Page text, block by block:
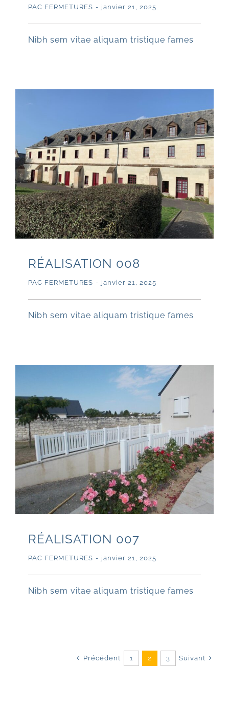
PAC FERMETURES - janvier 21, 2025
Nibh sem vitae aliquam tristique fames
RÉALISATION 008
PAC FERMETURES - janvier 21, 2025
Nibh sem vitae aliquam tristique fames
RÉALISATION 007
PAC FERMETURES - janvier 21, 2025
Nibh sem vitae aliquam tristique fames
Précédent 1 2 3 Suivant